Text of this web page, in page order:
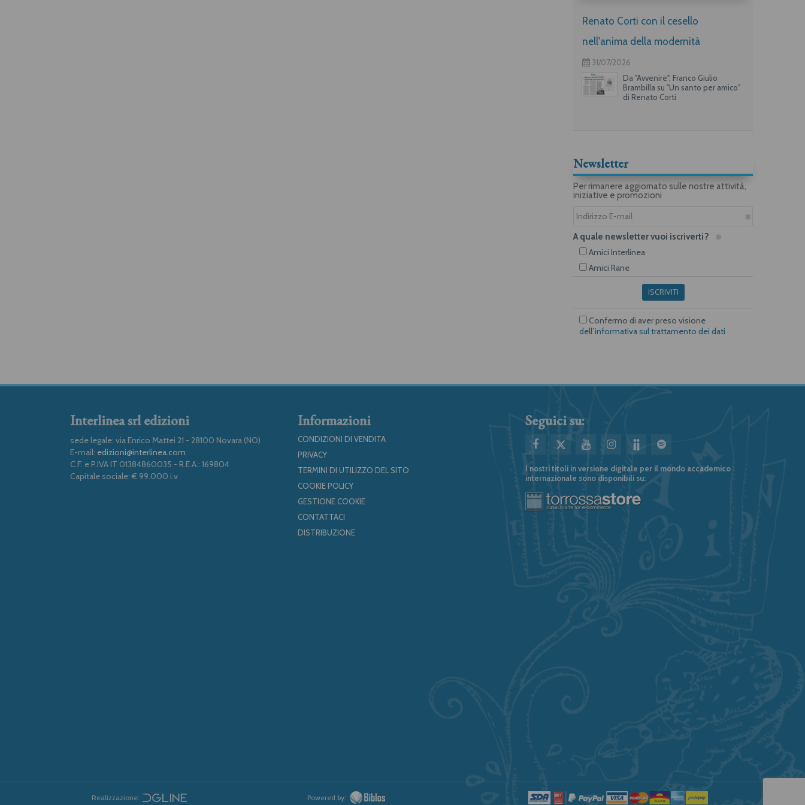
Renato Corti con il cesello
nell'anima della modernità
31/07/2026
Da "Avvenire", Franco Giulio
Brambilla su "Un santo per amico"
di Renato Corti
Newsletter
Per rimanere aggiornato sulle nostre attività,
iniziative e promozioni
A quale newsletter vuoi iscriverti?
Amici Interlinea
Amici Rane
ISCRIVITI
Confermo di aver preso visione
dell’informativa sul trattamento dei dati
Interlinea srl edizioni
sede legale: via Enrico Mattei 21 - 28100 Novara (NO)
E-mail: edizioni@interlinea.com
C.F. e P.IVA IT 01384860035 - R.E.A.: 169804
Capitale sociale: € 99.000 i.v
Informazioni
CONDIZIONI DI VENDITA
PRIVACY
TERMINI DI UTILIZZO DEL SITO
COOKIE POLICY
GESTIONE COOKIE
CONTATTACI
DISTRIBUZIONE
Seguici su:
I nostri titoli in versione digitale per il mondo accademico
internazionale sono disponibili su:
Realizzazione: Powered by: